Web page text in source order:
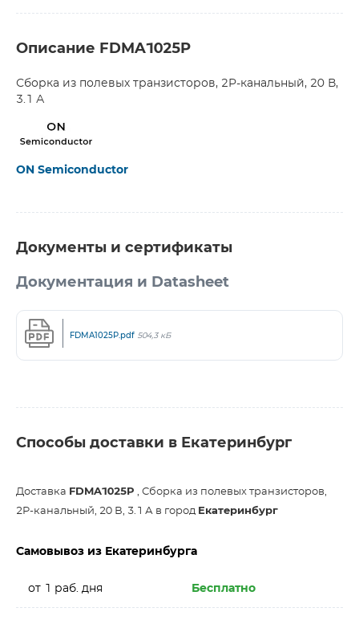
Описание FDMA1025P
Сборка из полевых транзисторов, 2P-канальный, 20 В,
3.1 А
ON Semiconductor
Документы и сертификаты
Документация и Datasheet
FDMA1025P.pdf 504,3 кБ
Способы доставки в Екатеринбург
Доставка FDMA1025P , Сборка из полевых транзисторов,
2P-канальный, 20 В, 3.1 А в город Екатеринбург
Самовывоз из Екатеринбурга
от 1 раб. дня Бесплатно